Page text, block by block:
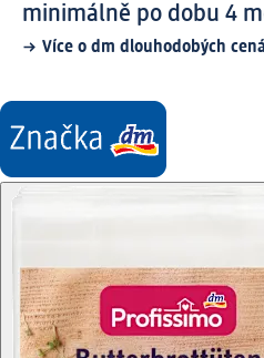
minimálně po dobu 4
Více o dm dlouhodobých